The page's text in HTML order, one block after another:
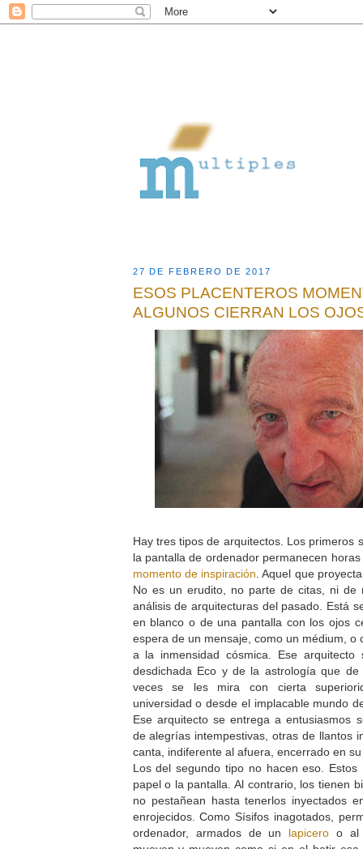
27 DE FEBRERO DE 2017
ESOS PLACENTEROS
ALGUNOS CIERRAN LOS
Hay tres tipos de arquitectos. Los primeros
la pantalla de ordenador permanecen
momento de inspiración . Aquel que
No es un erudito, no parte de citas, ni de
análisis de arquitecturas del pasado. Está
en blanco o de una pantalla con los ojos
espera de un mensaje, como un médium, o
a la inmensidad cósmica. Ese
desdichada Eco y de la astrología que
veces se les mira con cierta
universidad o desde el implacable mundo
Ese arquitecto se entrega a entusiasmos
de alegrías intempestivas, otras de llantos
canta, indiferente al afuera, encerrado en
Los del segundo tipo no hacen eso.
papel o la pantalla. Al contrario, los tienen
no pestañean hasta tenerlos inyectados
enrojecidos. Como Sísifos inagotados,
ordenador, armados de un lapicero o al